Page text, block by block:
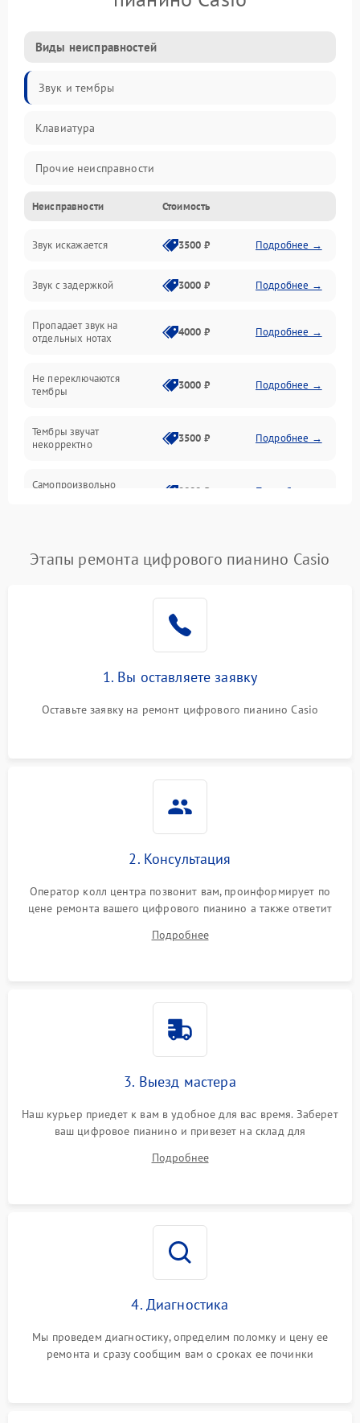
Виды неисправностей
Звук и тембры
Клавиатура
Прочие неисправности
Включение и работа
Управление и электроника
Подключения и интерфейсы
Педали и стойка
Аудио
Оптика
Неисправности Стоимость
Звук искажается 3500 ₽ Подробнее →
Звук с задержкой 3000 ₽ Подробнее →
Пропадает звук на
отдельных нотах
4000 ₽ Подробнее →
Не переключаются
тембры
3000 ₽ Подробнее →
Тембры звучат
некорректно
3500 ₽ Подробнее →
Самопроизвольно
2800 ₽ Подробнее →
Этапы ремонта цифрового пианино Casio
1. Вы оставляете заявку
Оставьте заявку на ремонт цифрового пианино Casio
2. Консультация
Оператор колл центра позвонит вам, проинформирует по
цене ремонта вашего цифрового пианино а также ответит
Подробнее
3. Выезд мастера
Наш курьер приедет к вам в удобное для вас время. Заберет
ваш цифровое пианино и привезет на склад для
Подробнее
4. Диагностика
Мы проведем диагностику, определим поломку и цену ее
ремонта и сразу сообщим вам о сроках ее починки